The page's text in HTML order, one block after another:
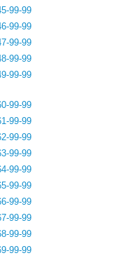
99-99
99-99
99-99
99-99
99-99
99-99
99-99
99-99
99-99
99-99
99-99
99-99
99-99
99-99
99-99